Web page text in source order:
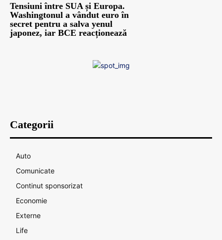
Tensiuni între SUA și Europa.
Washingtonul a vândut euro în
secret pentru a salva yenul
japonez, iar BCE reacționează
Categorii
Auto
Comunicate
Continut sponsorizat
Economie
Externe
Life